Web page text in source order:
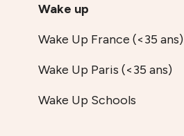
Wake up
Wake Up France (<35 ans)
Wake Up Paris (<35 ans)
Wake Up Schools